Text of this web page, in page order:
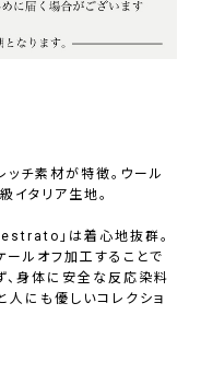
チ素材が特徴。ウール
タリア生地。
」は着心地抜群。
ルオフ加工することで
、身体に安全な反応染料
人にも優しいコレクショ